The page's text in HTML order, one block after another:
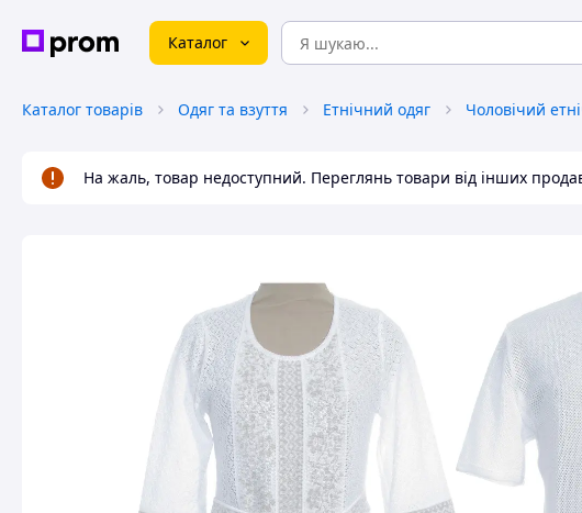
Каталог
Каталог товарів Одяг та взуття Етнічний одяг Чоловічий
На жаль, товар недоступний. Переглянь товари від інших